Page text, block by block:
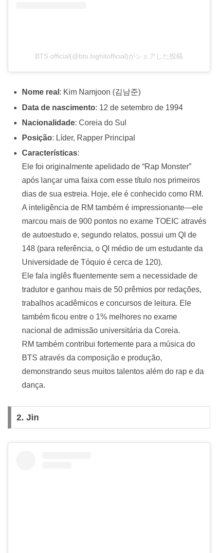
BTS official(@bts.bighitofficial)がシェアした投稿
Nome real : Kim Namjoon (김남준)
Data de nascimento: 12 de setembro de 1994
Nacionalidade: Coreia do Sul
Posição: Líder, Rapper Principal
Características:
Ele foi originalmente apelidado de “Rap Monster”
após lançar uma faixa com esse título nos primeiros
dias de sua estreia. Hoje, ele é conhecido como RM.
A inteligência de RM também é impressionante—ele
marcou mais de 900 pontos no exame TOEIC através
de autoestudo e, segundo relatos, possui um QI de
148 (para referência, o QI médio de um estudante da
Universidade de Tóquio é cerca de 120).
Ele fala inglês fluentemente sem a necessidade de
tradutor e ganhou mais de 50 prêmios por redações,
trabalhos acadêmicos e concursos de leitura. Ele
também ficou entre o 1% melhores no exame
nacional de admissão universitária da Coreia.
RM também contribui fortemente para a música do
BTS através da composição e produção,
demonstrando seus muitos talentos além do rap e da
dança.
2. Jin